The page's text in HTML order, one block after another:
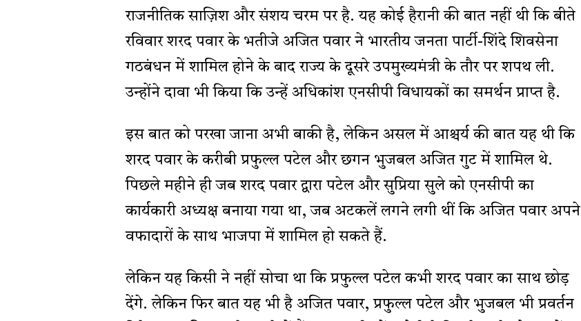
राजनीतिक साज़िश और संशय चरम पर है. यह कोई हैरानी की बात नहीं थी कि बीते
रविवार शरद पवार के भतीजे अजित पवार ने भारतीय जनता पार्टी-शिंदे शिवसेना
गठबंधन में शामिल होने के बाद राज्य के दूसरे उपमुख्यमंत्री के तौर पर शपथ ली.
उन्होंने दावा भी किया कि उन्हें अधिकांश एनसीपी विधायकों का समर्थन प्राप्त है.
इस बात को परखा जाना अभी बाकी है, लेकिन असल में आश्चर्य की बात यह थी कि
शरद पवार के करीबी प्रफुल्ल पटेल और छगन भुजबल अजित गुट में शामिल थे.
पिछले महीने ही जब शरद पवार द्वारा पटेल और सुप्रिया सुले को एनसीपी का
कार्यकारी अध्यक्ष बनाया गया था, जब अटकलें लगने लगी थीं कि अजित पवार अपने
वफादारों के साथ भाजपा में शामिल हो सकते हैं.
लेकिन यह किसी ने नहीं सोचा था कि प्रफुल्ल पटेल कभी शरद पवार का साथ छोड़
देंगे. लेकिन फिर बात यह भी है अजित पवार, प्रफुल्ल पटेल और भुजबल भी प्रवर्तन